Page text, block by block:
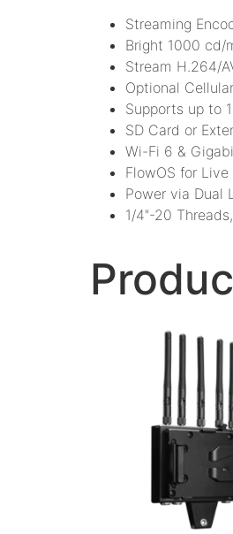
Streaming
Bright 1000 cd/
Stream H.264/
Optional
Supports up to
SD Card or
Wi-Fi 6 &
FlowOS for
Power via Dual
1/4″-20